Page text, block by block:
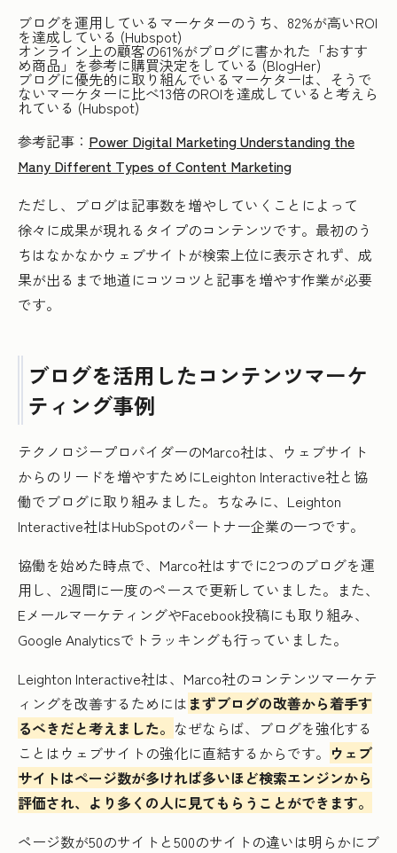
ブログを運用しているマーケターのうち、82%が高いROI
を達成している (Hubspot)
オンライン上の顧客の61%がブログに書かれた「おすす
め商品」を参考に購買決定をしている (BlogHer)
ブログに優先的に取り組んでいるマーケターは、そうで
ないマーケターに比べ13倍のROIを達成していると考えら
れている (Hubspot)
参考記事： Power Digital Marketing Understanding the
Many Different Types of Content Marketing
ただし、ブログは記事数を増やしていくことによって
徐々に成果が現れるタイプのコンテンツです。最初のう
ちはなかなかウェブサイトが検索上位に表示されず、成
果が出るまで地道にコツコツと記事を増やす作業が必要
です。
ブログを活用したコンテンツマーケ
ティング事例
テクノロジープロバイダーのMarco社は、ウェブサイト
からのリードを増やすためにLeighton Interactive社と協
働でブログに取り組みました。ちなみに、Leighton
Interactive社はHubSpotのパートナー企業の一つです。
協働を始めた時点で、Marco社はすでに2つのブログを運
用し、2週間に一度のペースで更新していました。また、
EメールマーケティングやFacebook投稿にも取り組み、
Google Analyticsでトラッキングも行っていました。
Leighton Interactive社は、Marco社のコンテンツマーケテ
ィングを改善するためには まずブログの改善から着手す
るべきだと考えました。 なぜならば、ブログを強化する
ことはウェブサイトの強化に直結するからです。 ウェブ
サイトはページ数が多ければ多いほど検索エンジンから
評価され、より多くの人に見てもらうことができます。
ページ数が50のサイトと500のサイトの違いは明らかにブ